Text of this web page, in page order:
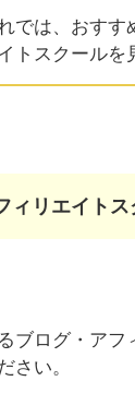
では、おすす
トスクールを
ィリエイト
ブログ・アフ
さい。